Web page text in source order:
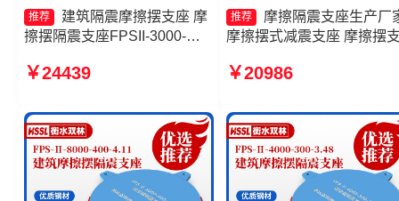
推荐
建筑隔震摩擦摆支座 摩
擦摆隔震支座FPSII-3000-
支座FBD源头工厂 摩擦摆隔
￥24439
推荐
摩擦隔震支座生产厂
摩擦摆式减震支座 摩擦摆
FPSII-3000-400-4.11源头
￥20986